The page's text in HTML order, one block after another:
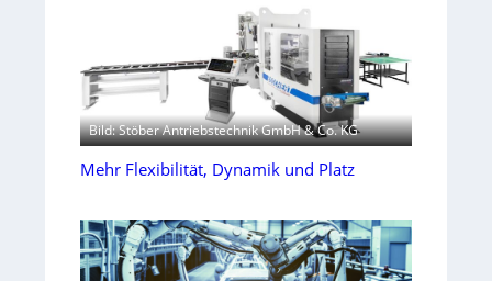
Bild: Stöber Antriebstechnik GmbH & Co. KG
Mehr Flexibilität, Dynamik und Platz